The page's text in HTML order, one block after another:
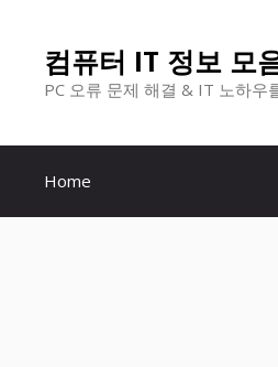
건
컴퓨터 IT 정보 모
PC 오류 문제 해결 & IT 노하우
Home